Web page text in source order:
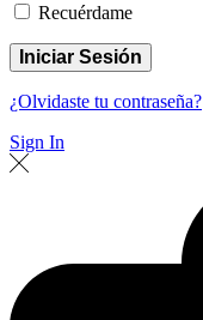
Recuérdame
Iniciar Sesión
¿Olvidaste tu contraseña?
Sign In